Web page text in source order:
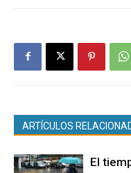
ARTÍCULOS
El